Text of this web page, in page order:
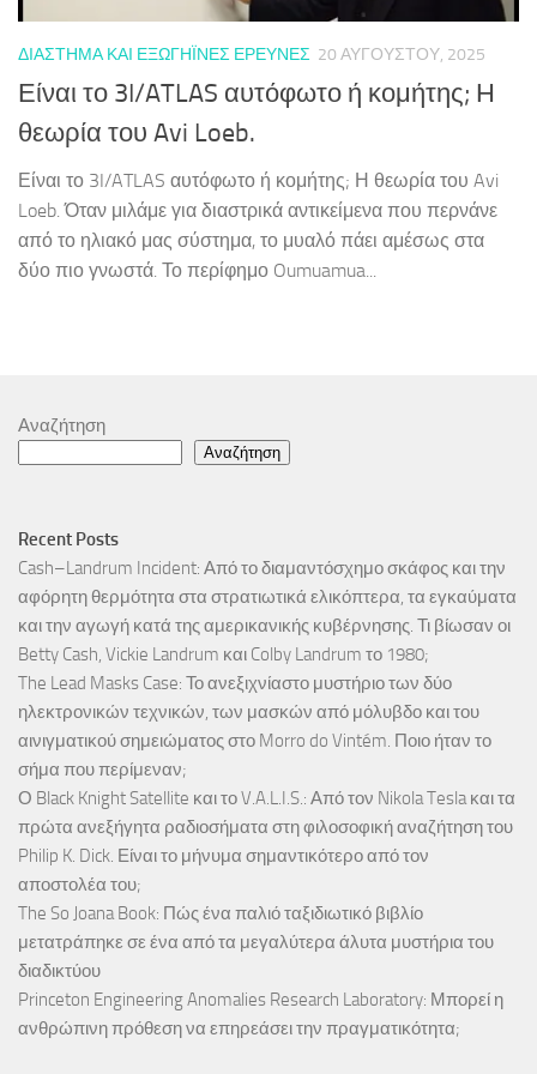
ΔΙΆΣΤΗΜΑ ΚΑΙ ΕΞΩΓΉΙΝΕΣ ΈΡΕΥΝΕΣ 20 ΑΥΓΟΎΣΤΟΥ, 2025
Είναι το 3I/ATLAS αυτόφωτο ή κομήτης; Η
θεωρία του Avi Loeb.
Είναι το 3I/ATLAS αυτόφωτο ή κομήτης; Η θεωρία του Avi
Loeb. Όταν μιλάμε για διαστρικά αντικείμενα που περνάνε
από το ηλιακό μας σύστημα, το μυαλό πάει αμέσως στα
δύο πιο γνωστά. Το περίφημο Oumuamua...
Αναζήτηση
Αναζήτηση
Recent Posts
Cash–Landrum Incident: Από το διαμαντόσχημο σκάφος και την
αφόρητη θερμότητα στα στρατιωτικά ελικόπτερα, τα εγκαύματα
και την αγωγή κατά της αμερικανικής κυβέρνησης. Τι βίωσαν οι
Betty Cash, Vickie Landrum και Colby Landrum το 1980;
The Lead Masks Case: Το ανεξιχνίαστο μυστήριο των δύο
ηλεκτρονικών τεχνικών, των μασκών από μόλυβδο και του
αινιγματικού σημειώματος στο Morro do Vintém. Ποιο ήταν το
σήμα που περίμεναν;
Ο Black Knight Satellite και το V.A.L.I.S.: Από τον Nikola Tesla και τα
πρώτα ανεξήγητα ραδιοσήματα στη φιλοσοφική αναζήτηση του
Philip K. Dick. Είναι το μήνυμα σημαντικότερο από τον
αποστολέα του;
The So Joana Book: Πώς ένα παλιό ταξιδιωτικό βιβλίο
μετατράπηκε σε ένα από τα μεγαλύτερα άλυτα μυστήρια του
διαδικτύου
Princeton Engineering Anomalies Research Laboratory: Μπορεί η
ανθρώπινη πρόθεση να επηρεάσει την πραγματικότητα;